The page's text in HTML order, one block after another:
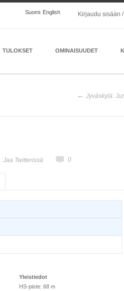
Suomi English Kirjaudu sisään
TULOKSET OMINAISUUDET
Jyväskylä:
Jaa Twitterissä 0
Yleistiedot
HS-piste: 68 m